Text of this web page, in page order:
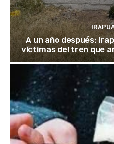
A un año después:
víctimas del tren que